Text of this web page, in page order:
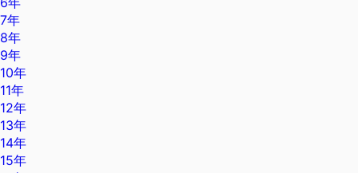
7年
8年
9年
10年
11年
12年
13年
14年
15年